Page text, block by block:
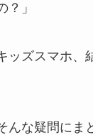
？」
ッズスマホ、
んな疑問にま